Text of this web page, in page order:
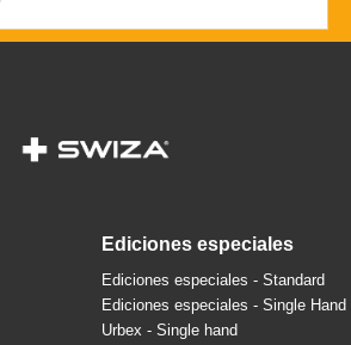
ediciones especiales
Ediciones especiales - Standard
Ediciones especiales - Single Hand
Urbex - Single hand